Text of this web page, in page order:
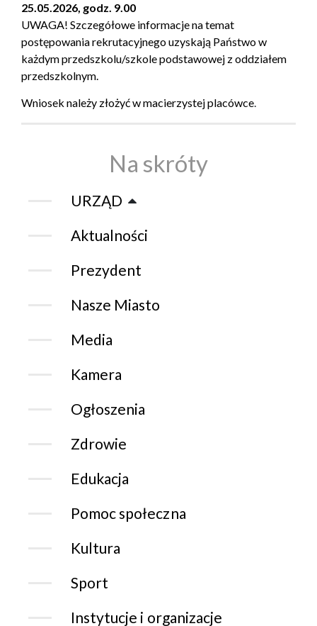
25.05.2026, godz. 9.00
UWAGA! Szczegółowe informacje na temat
postępowania rekrutacyjnego uzyskają Państwo w
każdym przedszkolu/szkole podstawowej z oddziałem
przedszkolnym.
Wniosek należy złożyć w macierzystej placówce
Na skróty
URZĄD
Aktualności
Prezydent
Nasze Miasto
Media
Kamera
Ogłoszenia
Zdrowie
Edukacja
Pomoc społeczna
Kultura
Sport
Instytucje i organizacje